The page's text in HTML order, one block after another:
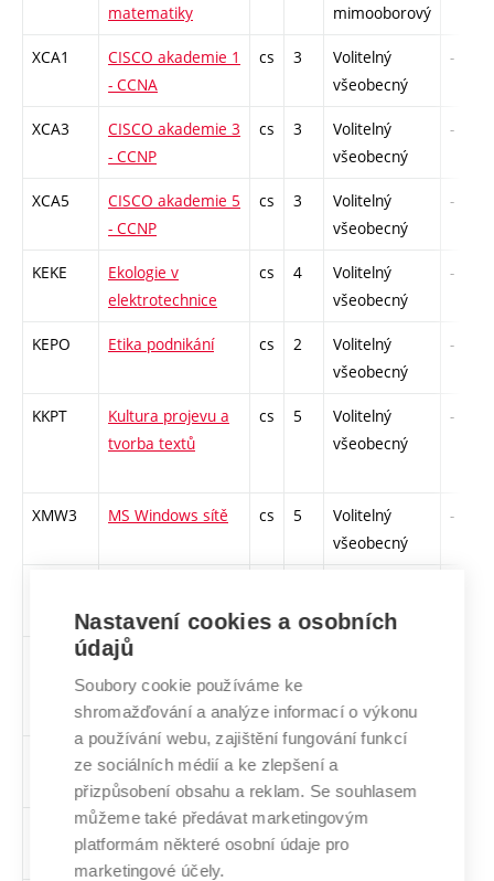
matematiky
mimooborový
XCA1
CISCO akademie 1
- CCNA
cs 3
Volitelný
všeobecný
-
XCA3
CISCO akademie 3
- CCNP
cs 3
Volitelný
všeobecný
-
XCA5
CISCO akademie 5
- CCNP
cs 3
Volitelný
všeobecný
-
KEKE
Ekologie v
elektrotechnice
cs 4
Volitelný
všeobecný
-
KEPO Etika podnikání cs 2
Volitelný
všeobecný
-
KKPT
Kultura projevu a
tvorba textů
cs 5
Volitelný
všeobecný
-
XMW3 MS Windows sítě cs 5
Volitelný
všeobecný
-
Professional
všeobecný
Podvojné
účetnictví
Tělesná výchova cs 0
Volitelný
všeobecný
Úvod do biologie
člověka
cs 4
Volitelný
všeobecný
Nastavení cookies a osobních
údajů
Soubory cookie používáme ke
shromažďování a analýze informací o výkonu
a používání webu, zajištění fungování funkcí
ze sociálních médií a ke zlepšení a
přizpůsobení obsahu a reklam. Se souhlasem
můžeme také předávat marketingovým
platformám některé osobní údaje pro
marketingové účely.